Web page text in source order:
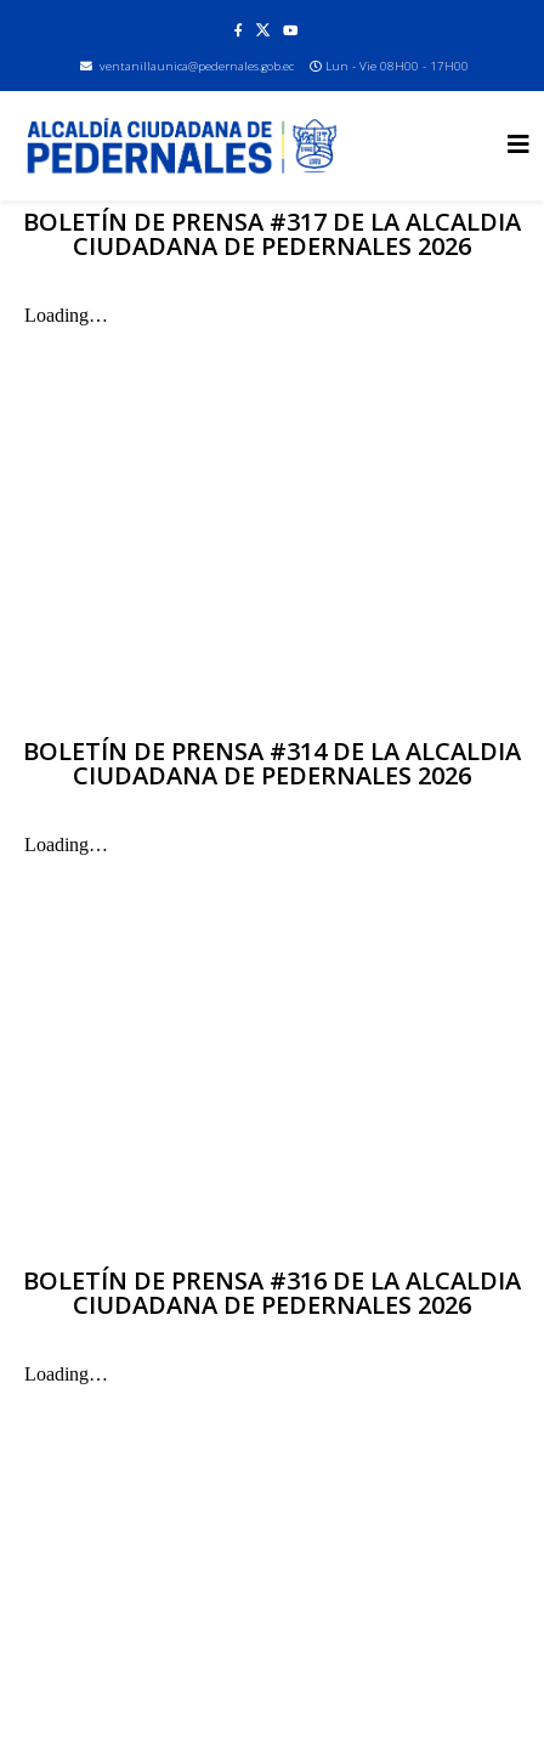
ventanillaunica@pedernales.gob.ec Lun - Vie 08H00 - 17H00
BOLETÍN DE PRENSA #317 DE LA ALCALDIA
CIUDADANA DE PEDERNALES 2026
BOLETÍN DE PRENSA #314 DE LA ALCALDIA
CIUDADANA DE PEDERNALES 2026
BOLETÍN DE PRENSA #316 DE LA ALCALDIA
CIUDADANA DE PEDERNALES 2026